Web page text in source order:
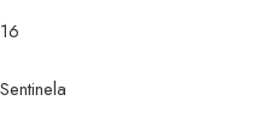
16
Sentinela